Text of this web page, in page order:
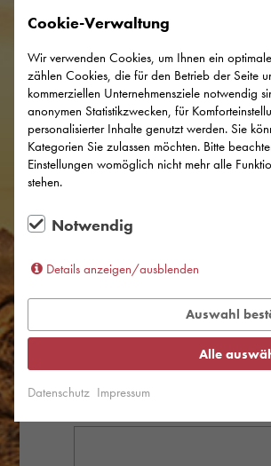
Hausnummer*
Postleitzahl*
Stadt*
Cookie-Verwaltung
Wir verwenden Cookies, um Ihnen ein
zählen Cookies, die für den Betrieb der Seite
kommerziellen Unternehmensziele notwendig
anonymen Statistikzwecken, für
personalisierter Inhalte genutzt werden. Sie
Kategorien Sie zulassen möchten. Bitte
Einstellungen womöglich nicht mehr alle
stehen.
Notwendig
Details anzeigen/ausblenden
Auswahl
Alle
Datenschutz Impressum